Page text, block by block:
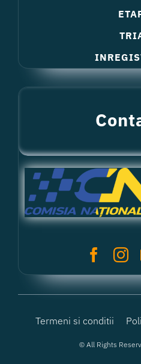
Termeni si conditii
© All Rights